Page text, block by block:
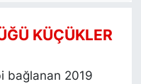
KÜÇÜKLER
bağlanan 2019